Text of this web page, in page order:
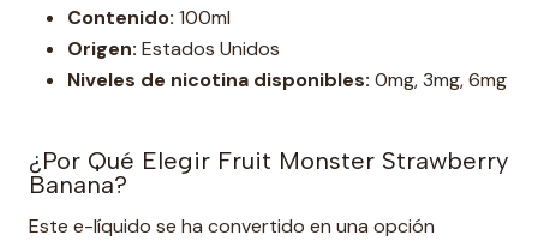
Contenido: 100ml
Origen: Estados Unidos
Niveles de nicotina disponibles: 0mg, 3mg, 6mg
¿Por Qué Elegir Fruit Monster Strawberry
Banana?
Este e-líquido se ha convertido en una opción